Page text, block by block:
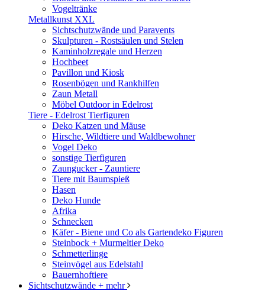
Vogeltränke
Metallkunst XXL
Sichtschutzwände und Paravents
Skulpturen - Rostsäulen und Stelen
Kaminholzregale und Herzen
Hochbeet
Pavillon und Kiosk
Rosenbögen und Rankhilfen
Zaun Metall
Möbel Outdoor in Edelrost
Tiere - Edelrost Tierfiguren
Deko Katzen und Mäuse
Hirsche, Wildtiere und Waldbewohner
Vogel Deko
sonstige Tierfiguren
Zaungucker - Zauntiere
Tiere mit Baumspieß
Hasen
Deko Hunde
Afrika
Schnecken
Käfer - Biene und Co als Gartendeko Figuren
Steinbock + Murmeltier Deko
Schmetterlinge
Steinvögel aus Edelstahl
Bauernhoftiere
Sichtschutzwände + mehr